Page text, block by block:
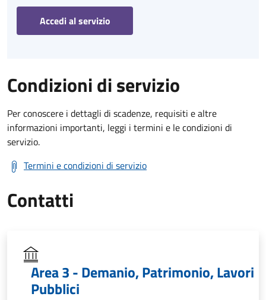
Accedi al servizio
Condizioni di servizio
Per conoscere i dettagli di scadenze, requisiti e altre
informazioni importanti, leggi i termini e le condizioni di
servizio.
Termini e condizioni di servizio
Contatti
Area 3 - Demanio, Patrimonio, Lavori
Pubblici